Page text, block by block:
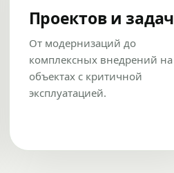
Проектов и задач
От модернизаций до
комплексных внедрений на
объектах с критичной
эксплуатацией.